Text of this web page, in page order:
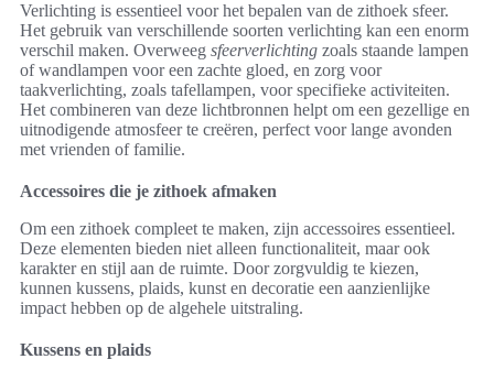
Verlichting is essentieel voor het bepalen van de zithoek sfeer.
Het gebruik van verschillende soorten verlichting kan een enorm
verschil maken. Overweeg sfeerverlichting zoals staande lampen
of wandlampen voor een zachte gloed, en zorg voor
taakverlichting, zoals tafellampen, voor specifieke activiteiten.
Het combineren van deze lichtbronnen helpt om een gezellige en
uitnodigende atmosfeer te creëren, perfect voor lange avonden
met vrienden of familie.
Accessoires die je zithoek afmaken
Om een zithoek compleet te maken, zijn accessoires essentieel.
Deze elementen bieden niet alleen functionaliteit, maar ook
karakter en stijl aan de ruimte. Door zorgvuldig te kiezen,
kunnen kussens, plaids, kunst en decoratie een aanzienlijke
impact hebben op de algehele uitstraling.
Kussens en plaids